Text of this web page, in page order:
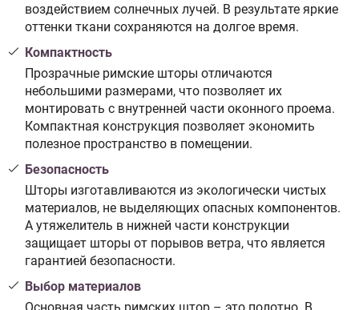
воздействием солнечных лучей. В результате яркие
оттенки ткани сохраняются на долгое время.
Компактность
Прозрачные римские шторы отличаются
небольшими размерами, что позволяет их
монтировать с внутренней части оконного проема.
Компактная конструкция позволяет экономить
полезное пространство в помещении.
Безопасность
Шторы изготавливаются из экологически чистых
материалов, не выделяющих опасных компонентов.
А утяжелитель в нижней части конструкции
защищает шторы от порывов ветра, что является
гарантией безопасности.
Выбор материалов
Основная часть римских штор – это полотно. В